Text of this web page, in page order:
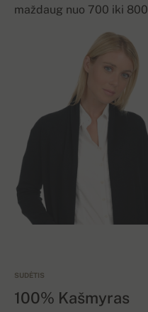
maždaug nuo 700 iki
SUDĖTIS
100% Kašmyras